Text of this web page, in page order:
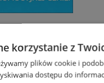
Bałtykiem w
Morze
korzystanie z
plików cookie i
dostępu do